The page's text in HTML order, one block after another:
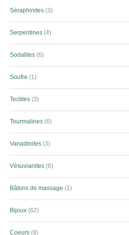
Séraphinites 3
Serpentines 4
Sodalites 6
Soufre 1
Tectites 3
Tourmalines 6
Vanadinites 3
Vésuvianites 6
Bâtons de massage 1
Bijoux 62
Coeurs 8